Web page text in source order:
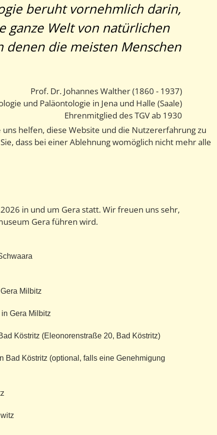
beruht vornehmlich darin,
ganze Welt von natürlichen
denen die meisten Menschen
Prof. Dr. Johannes Walther (1860 - 1937)
und Paläontologie in Jena und Halle (Saale)
Ehrenmitglied des TGV ab 1930
in und um Gera statt. Wir freuen uns sehr,
Gera führen wird.
Milbitz
Gera Milbitz
Köstritz (Eleonorenstraße 20, Bad Köstritz)
Bad Köstritz (optional, falls eine Genehmigung
helfen, diese Website und die Nutzererfahrung zu
dass bei einer Ablehnung womöglich nicht mehr alle